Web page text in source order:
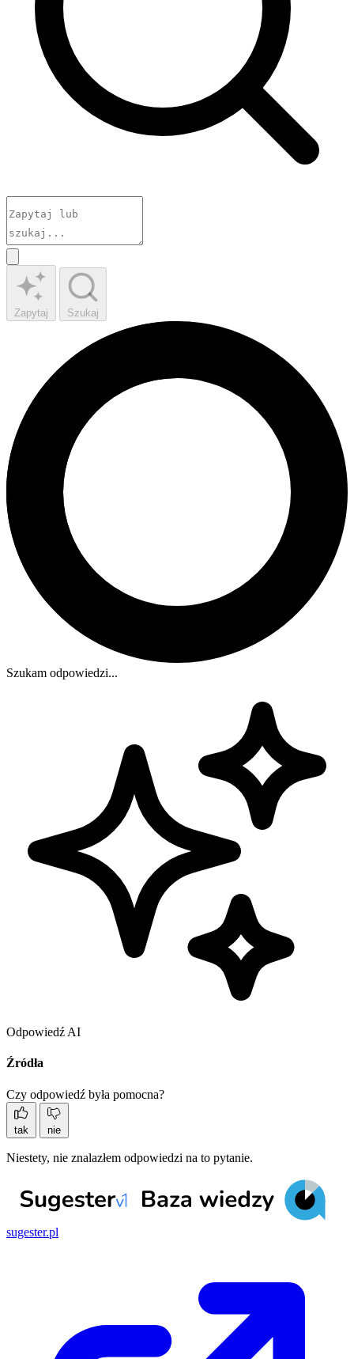
Zapytaj Szukaj
Szukam odpowiedzi...
Odpowiedź AI
Źródła
Czy odpowiedź była pomocna?
tak nie
Niestety, nie znalazłem odpowiedzi na to pytanie.
sugester.pl